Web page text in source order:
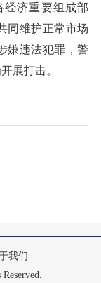
济重要组成部
同维护正常市场
嫌违法犯罪，警
展打击。
我们